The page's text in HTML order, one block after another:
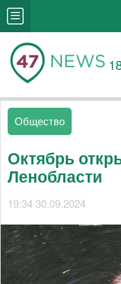
Общество
Октябрь
Ленобласти
19:34 30.09.2024